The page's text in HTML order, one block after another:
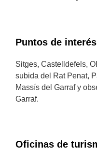
Puntos de interés
Sitges, Castelldefels,
subida del Rat Penat,
Massís del Garraf y
Garraf.
Oficinas de